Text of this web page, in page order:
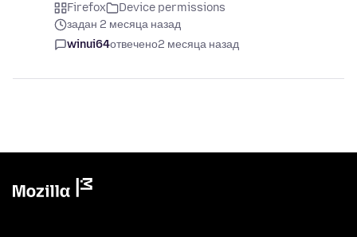
Firefox
Device permissions
задан 2 месяца назад
winui64отвечено2 месяца назад